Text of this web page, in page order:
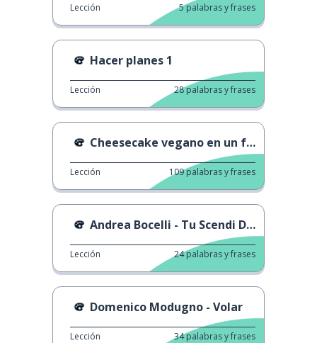
Lección 5palabras y frases
Hacer planes 1
Lección 28palabras y frases
Cheesecake vegano en un frasco
Lección 109palabras y frases
Andrea Bocelli - Tu Scendi Dalle Stelle
Lección 24palabras y frases
Domenico Modugno - Volar
Lección 34palabras y frases